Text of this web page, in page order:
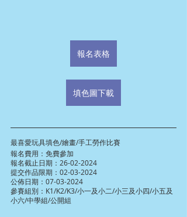
報名表格
填色圖下載
最喜愛玩具填色/繪畫/手工勞作比賽
報名費用：免費參加
報名截止日期：26-02-2024
提交作品限期：02-03-2024
公佈日期：07-03-2024
參賽組別：K1/K2/K3/小一及小二/小三及小四/小五及
小六/中學組/公開組